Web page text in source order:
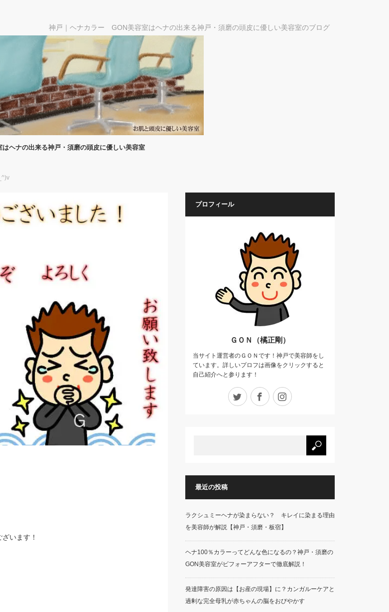
神戸｜ヘナカラー GON美容室はヘナの出来る神戸・須磨の頭皮に優しい美容室のブログ
はヘナの出来る神戸・須磨の頭皮に優しい美容室
います！
プロフィール
ＧＯＮ（橘正剛）
当サイト運営者のＧＯＮです！神戸で美容師をし
ています。詳しいプロフは画像をクリックすると
自己紹介へと参ります！
Twitter Facebook
最近の投稿
ラクシュミーヘナが染まらない？ キレイに染まる理由
を美容師が解説【神戸・須磨・板宿】
ヘナ100％カラーってどんな色になるの？神戸・須磨の
GON美容室がビフォーアフターで徹底解説！
発達障害の原因は【お産の現場】に？カンガルーケアと
過剰な完全母乳が赤ちゃんの脳をおびやかす